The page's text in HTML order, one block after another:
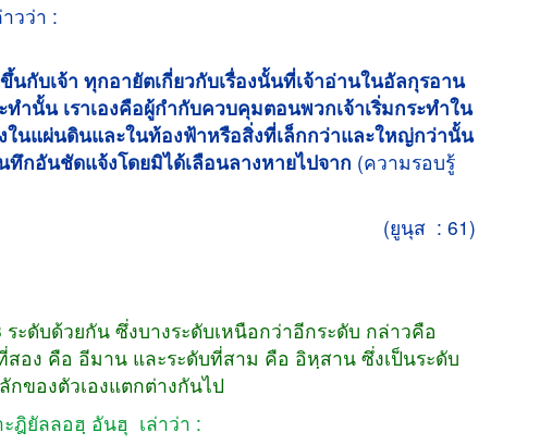
วว่า :
นกับเจ้า ทุกอายัตเกี่ยวกับเรื่องนั้นที่เจ้าอ่านในอัลกุรอาน
ำนั้น เราเองคือผู้กำกับควบคุมตอนพวกเจ้าเริ่มกระทำใน
ในแผ่นดินและในท้องฟ้าหรือสิ่งที่เล็กกว่าและใหญ่กว่านั้น
กอันชัดแจ้งโดยมิได้เลือนลางหายไปจาก (ความรอบรู้
(ยูนุส : 61)
ด้วยกัน ซึ่งบางระดับเหนือกว่าอีกระดับ กล่าวคือ
อง คือ อีมาน และระดับที่สาม คือ อิหฺสาน ซึ่งเป็นระดับ
ของตัวเองแตกต่างกันไป
ฎิยัลลอฮฺ อันฮุ เล่าว่า :